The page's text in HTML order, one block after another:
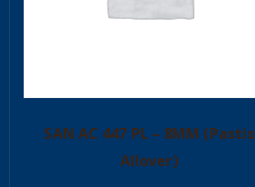
SAN AC 447 PL – 8MM (Pastis
Allover)